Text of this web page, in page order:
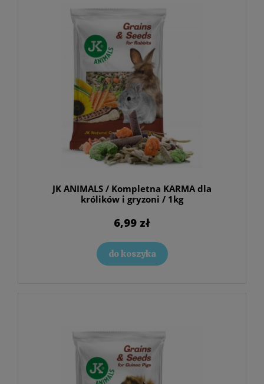
JK ANIMALS / Kompletna KARMA dla
królików i gryzoni / 1kg
6,99 zł
do koszyka